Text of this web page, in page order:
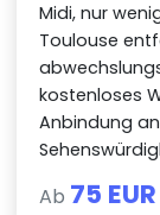
Midi, nur
Toulouse
kostenloses
Anbindung
Ab 75 EUR